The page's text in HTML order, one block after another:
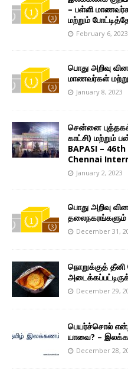
– பள்ளி
மற்றும்
February 6, 2023
பொது அறிவு
மாணவர்கள்
January 8, 2023
சென்னை புத்தகக்
காட்சி) மற்றும்
BAPASI –
Chennai
January 2, 2023
பொது அறிவு
தலைநகரங்களும்
December 31,
நொறுக்குத்
December 29,
பெயர்ச்சொல்
யாவை? –
December 28,